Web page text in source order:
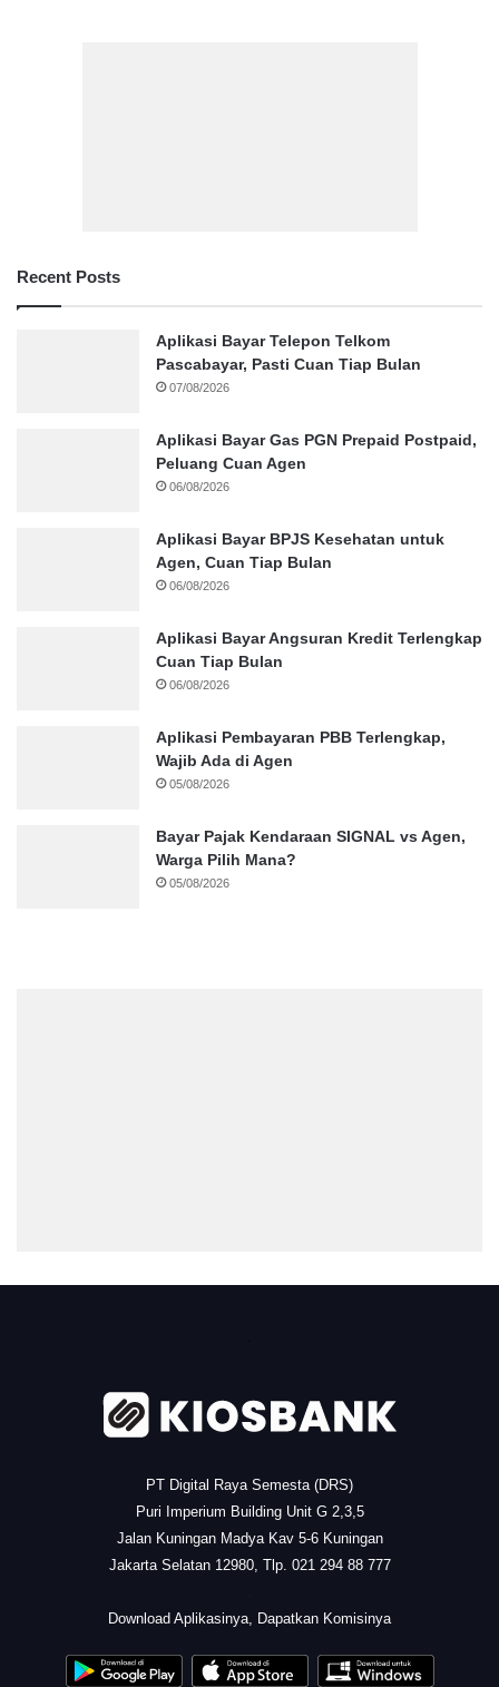
Recent Posts
Aplikasi Bayar Telepon Telkom
Pascabayar, Pasti Cuan Tiap Bulan
07/08/2026
Aplikasi Bayar Gas PGN Prepaid Postpaid,
Peluang Cuan Agen
06/08/2026
Aplikasi Bayar BPJS Kesehatan untuk
Agen, Cuan Tiap Bulan
06/08/2026
Aplikasi Bayar Angsuran Kredit Terlengkap
Cuan Tiap Bulan
06/08/2026
Aplikasi Pembayaran PBB Terlengkap,
Wajib Ada di Agen
05/08/2026
Bayar Pajak Kendaraan SIGNAL vs Agen,
Warga Pilih Mana?
05/08/2026
PT Digital Raya Semesta (DRS)
Puri Imperium Building Unit G 2,3,5
Jalan Kuningan Madya Kav 5-6 Kuningan
Jakarta Selatan 12980, Tlp. 021 294 88 777
Download Aplikasinya, Dapatkan Komisinya